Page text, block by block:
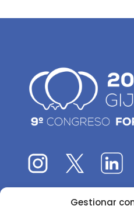
Gestionar
El 9CFE es una actividad